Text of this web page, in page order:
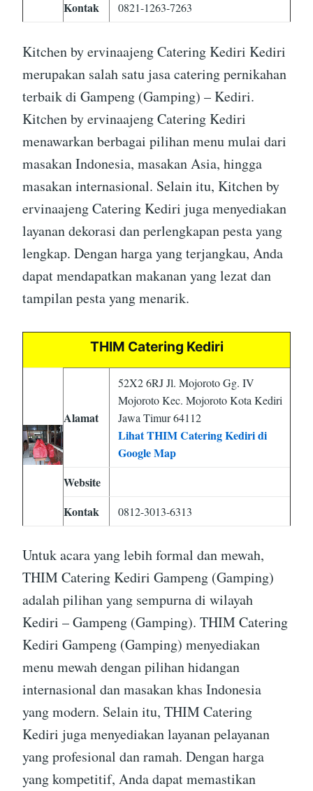
Kontak 0821-1263-7263
Kitchen by ervinaajeng Catering Kediri Kediri
merupakan salah satu jasa catering pernikahan
terbaik di Gampeng (Gamping) – Kediri.
Kitchen by ervinaajeng Catering Kediri
menawarkan berbagai pilihan menu mulai dari
masakan Indonesia, masakan Asia, hingga
masakan internasional. Selain itu, Kitchen by
ervinaajeng Catering Kediri juga menyediakan
layanan dekorasi dan perlengkapan pesta yang
lengkap. Dengan harga yang terjangkau, Anda
dapat mendapatkan makanan yang lezat dan
tampilan pesta yang menarik.
THIM Catering Kediri
Alamat
52X2 6RJ Jl. Mojoroto Gg. IV
Mojoroto Kec. Mojoroto Kota Kediri
Jawa Timur 64112
Lihat THIM Catering Kediri di
Google Map
Website
Kontak
0812-3013-6313
Untuk acara yang lebih formal dan mewah,
THIM Catering Kediri Gampeng (Gamping)
adalah pilihan yang sempurna di wilayah
Kediri – Gampeng (Gamping). THIM Catering
Kediri Gampeng (Gamping) menyediakan
menu mewah dengan pilihan hidangan
internasional dan masakan khas Indonesia
yang modern. Selain itu, THIM Catering
Kediri juga menyediakan layanan pelayanan
yang profesional dan ramah. Dengan harga
yang kompetitif, Anda dapat memastikan